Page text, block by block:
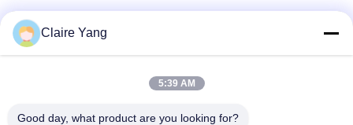
Claire Yang
5:39 AM
Good day, what product are you looking for?